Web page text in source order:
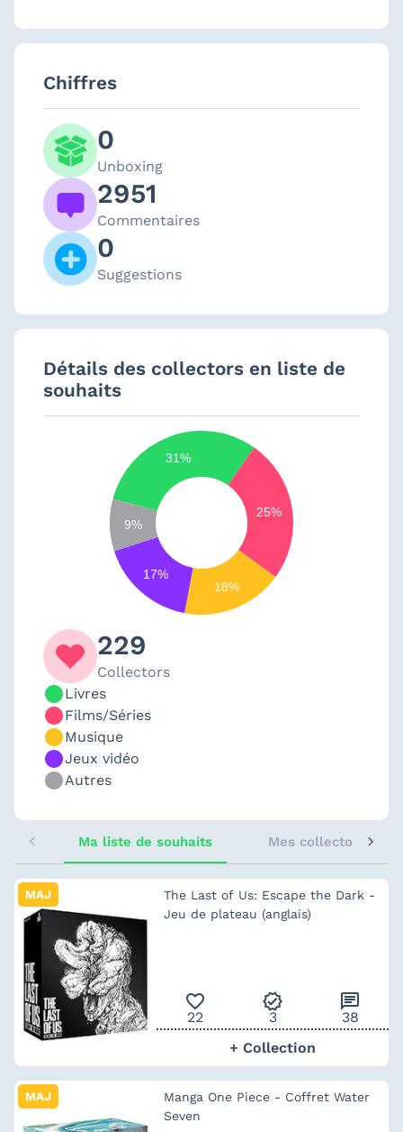
Chiffres
0
Unboxing
2951
Commentaires
0
Suggestions
Détails des collectors en liste de
souhaits
31%
25%
18%
17%
9%
229
Collectors
Livres
Films/Séries
Musique
Jeux vidéo
Autres
Ma liste de souhaits Mes collectors
MAJ
The Last of Us: Escape the Dark -
Jeu de plateau (anglais)
favorite_outline
22
verified
3
chat
38
+ Collection
MAJ
Manga One Piece - Coffret Water
Seven